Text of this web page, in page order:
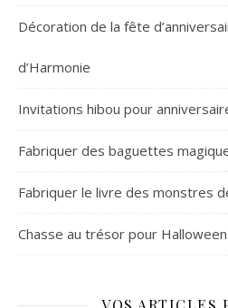
Décoration de la fête
d’Harmonie
Invitations hibou pour
Fabriquer des baguettes
Fabriquer le livre des monstres
Chasse au trésor pour Halloween